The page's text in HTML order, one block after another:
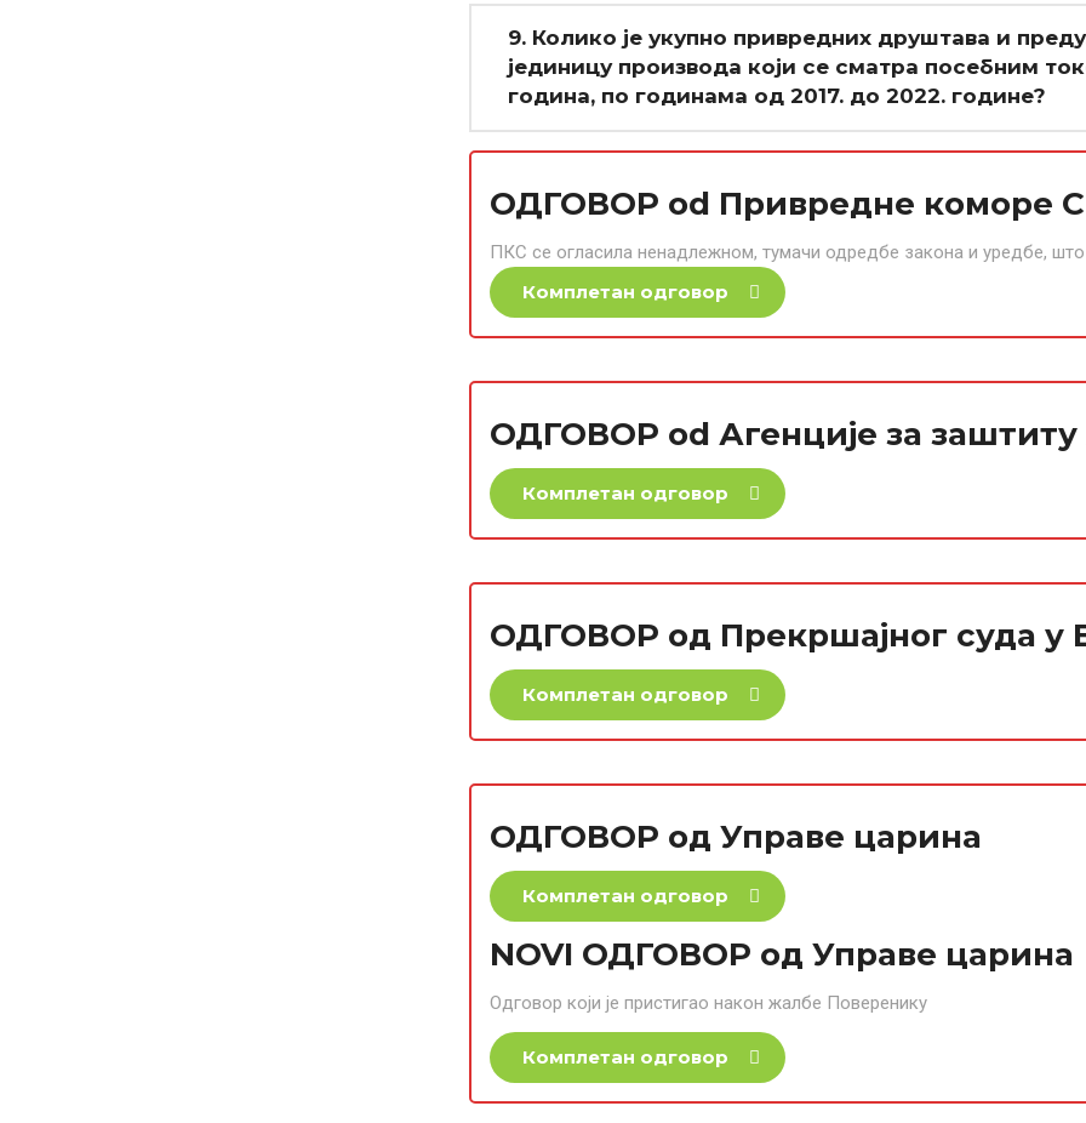
9. Колико је укупно привредних друштава и
јединицу производа који се сматра посебним
година, по годинама од 2017. до 2022. године?
ОДГОВОР od Привреднe коморe
ПКС се огласила ненадлежном, тумачи одредбе закона и уредбе, што
Комплетан одговор
ОДГОВОР od Агенције за
Комплетан одговор
ОДГОВОР од Прекршајног суда у
Комплетан одговор
ОДГОВОР од Управе царина
Комплетан одговор
NOVI ОДГОВОР од Управе царина
Одговор који је пристигао након жалбе Поверенику
Комплетан одговор